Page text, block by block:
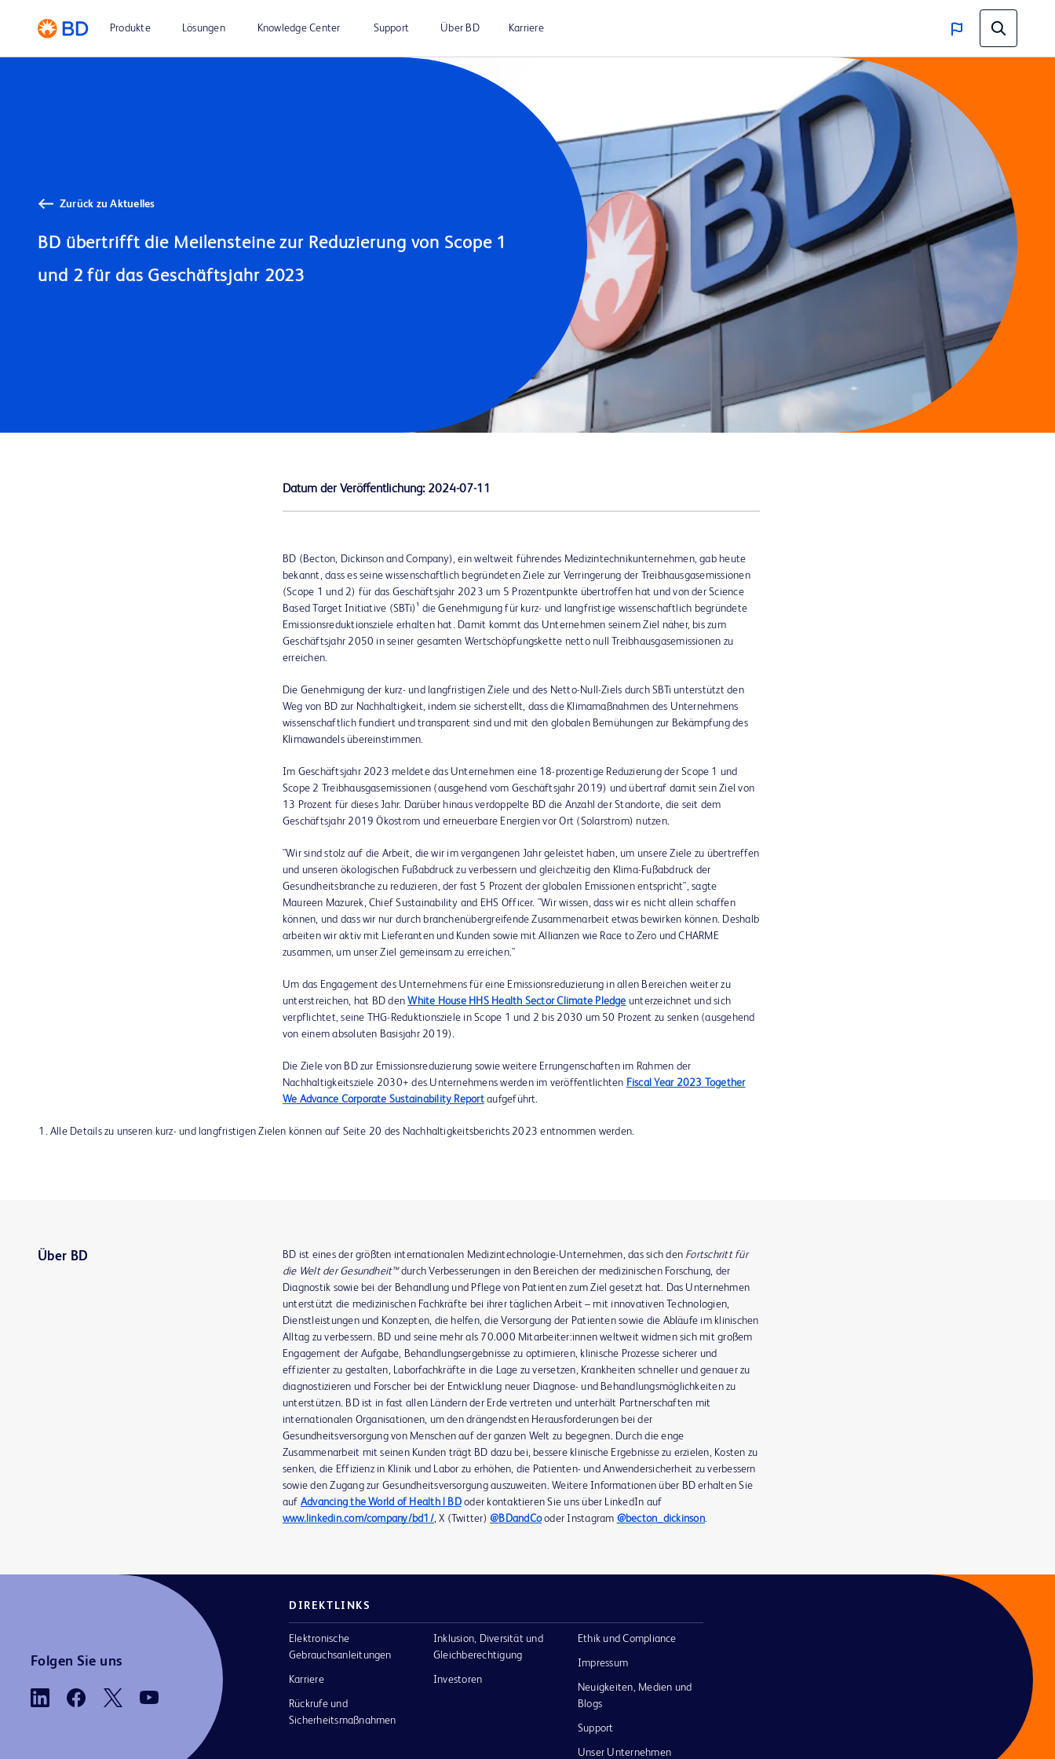
Produkte Lösungen Knowledge Center Support Über BD Karriere
Zurück zu Aktuelles
BD übertrifft die Meilensteine zur Reduzierung von Scope 1
Datum der Veröffentlichung: 2024-07-11
BD (Becton, Dickinson and Company), ein weltweit führendes Medizintechnikunternehmen, gab heute
bekannt, dass es seine wissenschaftlich begründeten Ziele zur Verringerung der Treibhausgasemissionen
(Scope 1 und 2) für das Geschäftsjahr 2023 um 5 Prozentpunkte übertroffen hat und von der Science
Based Target Initiative (SBTi)¹ die Genehmigung für kurz- und langfristige wissenschaftlich begründete
Emissionsreduktionsziele erhalten hat. Damit kommt das Unternehmen seinem Ziel näher, bis zum
Geschäftsjahr 2050 in seiner gesamten Wertschöpfungskette netto null Treibhausgasemissionen zu
erreichen.
Die Genehmigung der kurz- und langfristigen Ziele und des Netto-Null-Ziels durch SBTi unterstützt den
Weg von BD zur Nachhaltigkeit, indem sie sicherstellt, dass die Klimamaßnahmen des Unternehmens
wissenschaftlich fundiert und transparent sind und mit den globalen Bemühungen zur Bekämpfung des
Klimawandels übereinstimmen.
Im Geschäftsjahr 2023 meldete das Unternehmen eine 18-prozentige Reduzierung der Scope 1 und
Scope 2 Treibhausgasemissionen (ausgehend vom Geschäftsjahr 2019) und übertraf damit sein Ziel von
13 Prozent für dieses Jahr. Darüber hinaus verdoppelte BD die Anzahl der Standorte, die seit dem
Geschäftsjahr 2019 Ökostrom und erneuerbare Energien vor Ort (Solarstrom) nutzen.
"Wir sind stolz auf die Arbeit, die wir im vergangenen Jahr geleistet haben, um unsere Ziele zu übertreffen
und unseren ökologischen Fußabdruck zu verbessern und gleichzeitig den Klima-Fußabdruck der
Gesundheitsbranche zu reduzieren, der fast 5 Prozent der globalen Emissionen entspricht", sagte
Maureen Mazurek, Chief Sustainability and EHS Officer. "Wir wissen, dass wir es nicht allein schaffen
können, und dass wir nur durch branchenübergreifende Zusammenarbeit etwas bewirken können. Deshalb
arbeiten wir aktiv mit Lieferanten und Kunden sowie mit Allianzen wie Race to Zero und CHARME
zusammen, um unser Ziel gemeinsam zu erreichen."
Um das Engagement des Unternehmens für eine Emissionsreduzierung in allen Bereichen weiter zu
unterstreichen, hat BD denWhite House HHS Health Sector Climate Pledge unterzeichnet und sich
verpflichtet, seine THG-Reduktionsziele in Scope 1 und 2 bis 2030 um 50 Prozent zu senken (ausgehend
von einem absoluten Basisjahr 2019).
Die Ziele von BD zur Emissionsreduzierung sowie weitere Errungenschaften im Rahmen der
Nachhaltigkeitsziele 2030+ des Unternehmens werden im veröffentlichten Fiscal Year 2023 Together
We Advance Corporate Sustainability Reportaufgeführt.
Alle Details zu unseren kurz- und langfristigen Zielen können auf Seite 20 des Nachhaltigkeitsberichts 2023 entnommen werden.
Über BD BD ist eines der größten internationalen Medizintechnologie-Unternehmen, das sich den Fortschritt für
die Welt der Gesundheit™durch Verbesserungen in den Bereichen der medizinischen Forschung, der
Diagnostik sowie bei der Behandlung und Pflege von Patienten zum Ziel gesetzt hat. Das Unternehmen
unterstützt die medizinischen Fachkräfte bei ihrer täglichen Arbeit – mit innovativen Technologien,
Dienstleistungen und Konzepten, die helfen, die Versorgung der Patienten sowie die Abläufe im klinischen
Alltag zu verbessern. BD und seine mehr als 70.000 Mitarbeiter:innen weltweit widmen sich mit großem
Engagement der Aufgabe, Behandlungsergebnisse zu optimieren, klinische Prozesse sicherer und
effizienter zu gestalten, Laborfachkräfte in die Lage zu versetzen, Krankheiten schneller und genauer zu
diagnostizieren und Forscher bei der Entwicklung neuer Diagnose- und Behandlungsmöglichkeiten zu
unterstützen. BD ist in fast allen Ländern der Erde vertreten und unterhält Partnerschaften mit
internationalen Organisationen, um den drängendsten Herausforderungen bei der
Gesundheitsversorgung von Menschen auf der ganzen Welt zu begegnen. Durch die enge
Zusammenarbeit mit seinen Kunden trägt BD dazu bei, bessere klinische Ergebnisse zu erzielen, Kosten zu
senken, die Effizienz in Klinik und Labor zu erhöhen, die Patienten- und Anwendersicherheit zu verbessern
sowie den Zugang zur Gesundheitsversorgung auszuweiten. Weitere Informationen über BD erhalten Sie
auf Advancing the World of Health | BDoder kontaktieren Sie uns über LinkedIn auf
www.linkedin.com/company/bd1/, X (Twitter)@BDandCooder Instagram @becton_dickinson.
Folgen Sie uns
DIREKTLINKS
Elektronische
Gebrauchsanleitungen
Karriere
Rückrufe und
Sicherheitsmaßnahmen
Inklusion, Diversität und
Gleichberechtigung
Investoren
Ethik und Compliance
Impressum
Neuigkeiten, Medien und
Blogs
Support
Unser Unternehmen